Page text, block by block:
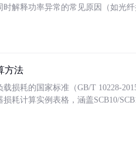
解释功率异常的常见原因（如光
方法
损耗的国家标准（GB/T 10228-
耗计算实例表格，涵盖SCB10/